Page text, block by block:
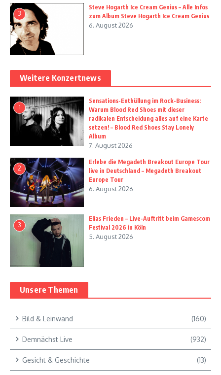
3
Steve Hogarth Ice Cream Genius – Alle Infos
zum Album Steve Hogarth Ice Cream Genius
6. August 2026
Weitere Konzertnews
1
Sensations-Enthüllung im Rock-Business:
Warum Blood Red Shoes mit dieser
radikalen Entscheidung alles auf eine Karte
setzen! – Blood Red Shoes Stay Lonely
Album
7. August 2026
2
Erlebe die Megadeth Breakout Europe Tour
live in Deutschland – Megadeth Breakout
Europe Tour
6. August 2026
3
Elias Frieden – Live-Auftritt beim Gamescom
Festival 2026 in Köln
5. August 2026
Unsere Themen
Bild & Leinwand (160)
Demnächst Live (932)
Gesicht & Geschichte (13)